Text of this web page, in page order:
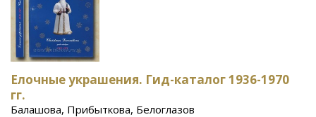
Елочные украшения. Гид-каталог 1936-1970
гг.
Балашова, Прибыткова, Белоглазов